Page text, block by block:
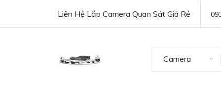
Liên Hệ Lắp Camera Quan Sát Giá Rẻ
Camera